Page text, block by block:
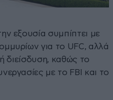
εξουσία συμπίπτει με
για το UFC, αλλά
διείσδυση, καθώς το
με το FBI και το